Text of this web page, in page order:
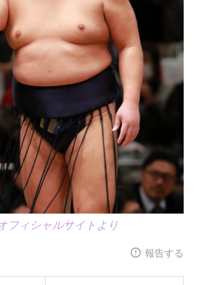
フィシャルサイトより
報告する